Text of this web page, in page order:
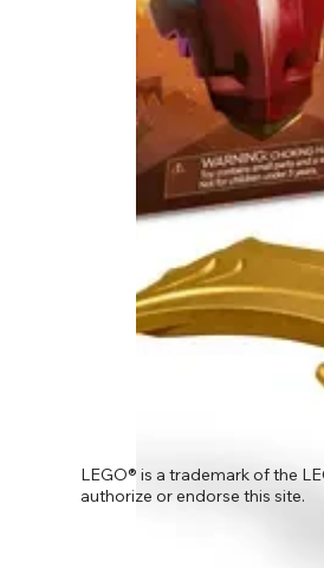
LEGO® is a trademark of the
authorize or endorse this site.